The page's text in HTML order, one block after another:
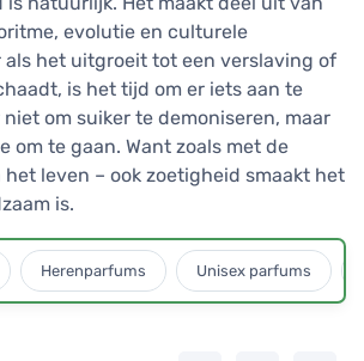
evolutie en culturele
als het uitgroeit tot een verslaving of
is het tijd om er iets aan te
om suiker te demoniseren, maar
om te gaan. Want zoals met de
leven – ook zoetigheid smaakt het
is.
Herenparfums Unisex parfums